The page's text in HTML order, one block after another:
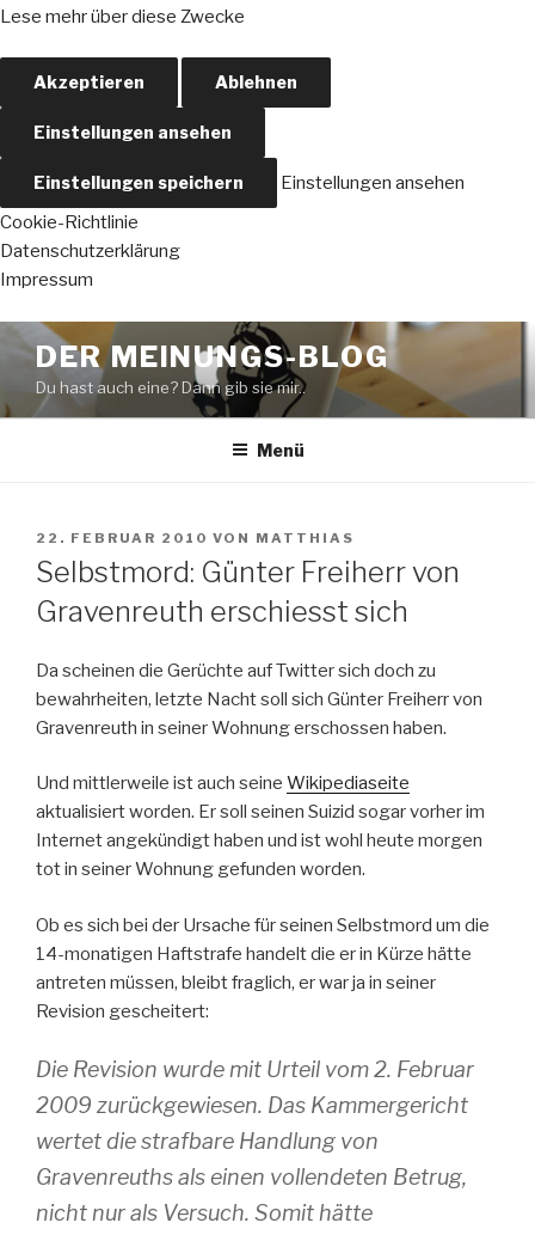
Lese mehr über diese Zwecke
Akzeptieren Ablehnen
Einstellungen ansehen
Einstellungen speichern
Einstellungen ansehen
Cookie-Richtlinie
Datenschutzerklärung
Impressum
Zum
Inhalt
springen
DER MEINUNGS-BLOG
Du hast auch eine? Dann gib sie mir..
Menü
VERÖFFENTLICHT
AM
22. FEBRUAR 2010 VON MATTHIAS
Selbstmord: Günter Freiherr von
Gravenreuth erschiesst sich
Da scheinen die Gerüchte auf Twitter sich doch zu
bewahrheiten, letzte Nacht soll sich Günter Freiherr von
Gravenreuth in seiner Wohnung erschossen haben.
Und mittlerweile ist auch seine Wikipediaseite
aktualisiert worden. Er soll seinen Suizid sogar vorher im
Internet angekündigt haben und ist wohl heute morgen
tot in seiner Wohnung gefunden worden.
Ob es sich bei der Ursache für seinen Selbstmord um die
14-monatigen Haftstrafe handelt die er in Kürze hätte
antreten müssen, bleibt fraglich, er war ja in seiner
Revision gescheitert:
Die Revision wurde mit Urteil vom 2. Februar
2009 zurückgewiesen. Das Kammergericht
wertet die strafbare Handlung von
Gravenreuths als einen vollendeten Betrug,
nicht nur als Versuch. Somit hätte